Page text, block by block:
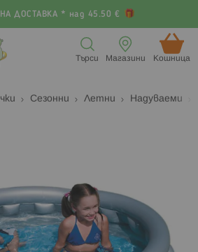
ДОСТАВКА * над 45.50 €
Кошница (
Магазини
Търси
Сезонни Летни Надуваеми